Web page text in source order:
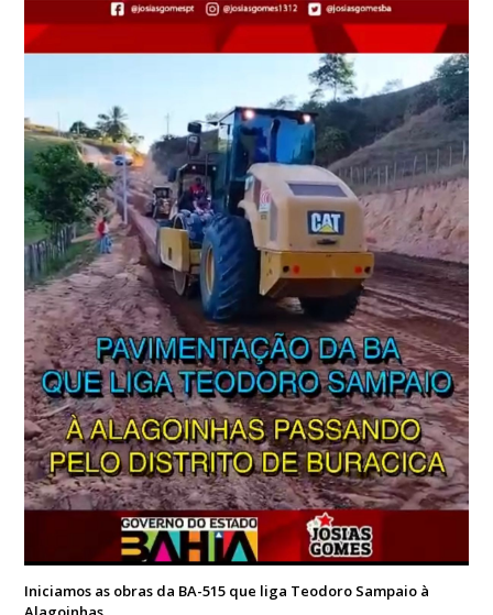
Iniciamos as obras da BA-515 que liga Teodoro Sampaio à